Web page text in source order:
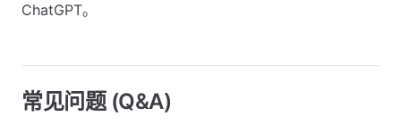
ChatGPT。
常见问题 (Q&A)